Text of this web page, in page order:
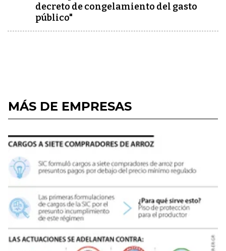
decreto de congelamiento del gasto
público"
MÁS DE EMPRESAS